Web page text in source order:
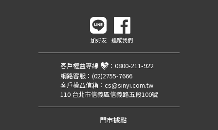
加好友 追蹤我們
客戶權益專線 ： 0800-211-922
網路客服： (02)2755-7666
客戶權益信箱： cs@sinyi.com.tw
110 台北市信義區信義路五段100號
門市據點